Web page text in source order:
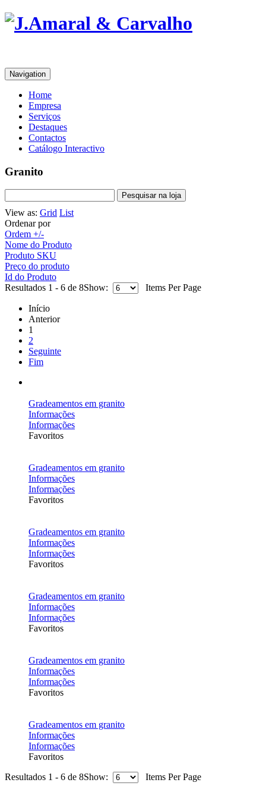
Navigation
Home
Empresa
Serviços
Destaques
Contactos
Catálogo Interactivo
Granito
View as: Grid List
Ordenar por
Ordem +/-
Nome do Produto
Produto SKU
Preço do produto
Id do Produto
Resultados 1 - 6 de 8Show: Items Per Page
Início
Anterior
1
2
Seguinte
Fim
Gradeamentos em granito
Informações
Informações
Favoritos
Gradeamentos em granito
Informações
Informações
Favoritos
Gradeamentos em granito
Informações
Informações
Favoritos
Gradeamentos em granito
Informações
Informações
Favoritos
Gradeamentos em granito
Informações
Informações
Favoritos
Gradeamentos em granito
Informações
Informações
Favoritos
Resultados 1 - 6 de 8Show: Items Per Page